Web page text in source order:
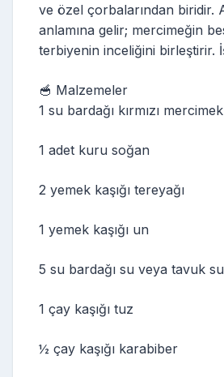
ve özel çorbalarından biridir.
anlamına gelir; mercimeğin
terbiyenin inceliğini birleştirir.
🥣 Malzemeler
1 su bardağı kırmızı mercimek
1 adet kuru soğan
2 yemek kaşığı tereyağı
1 yemek kaşığı un
5 su bardağı su veya tavuk
1 çay kaşığı tuz
½ çay kaşığı karabiber